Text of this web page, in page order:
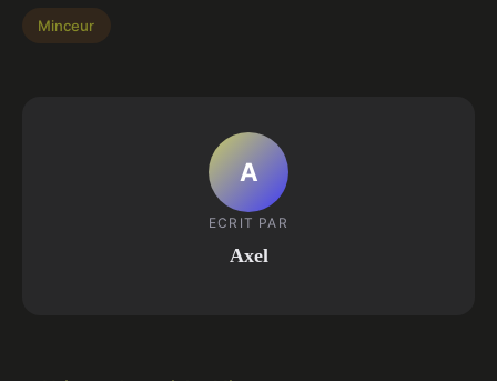
Minceur
A
ECRIT PAR
Axel